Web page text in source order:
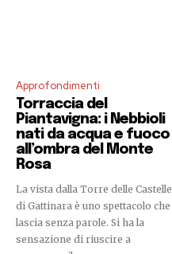
Approfondimenti
Torraccia del
Piantavigna: i Nebbioli
nati da acqua e fuoco
all’ombra del Monte
Rosa
La vista dalla Torre delle Castelle
di Gattinara è uno spettacolo che
lascia senza parole. Si ha la
sensazione di riuscire a